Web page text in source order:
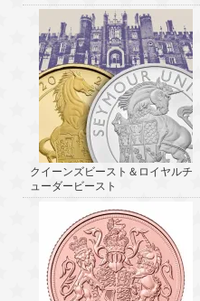
クイーンズビースト＆ロイヤルチ
ューダービースト